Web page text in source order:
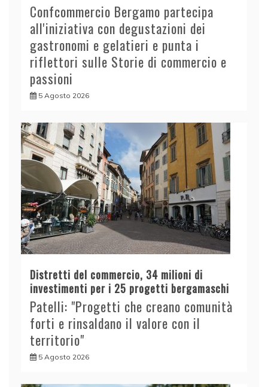
Confcommercio Bergamo partecipa
all'iniziativa con degustazioni dei
gastronomi e gelatieri e punta i
riflettori sulle Storie di commercio e
passioni
5 Agosto 2026
Distretti del commercio, 34 milioni di
investimenti per i 25 progetti bergamaschi
Patelli: "Progetti che creano comunità
forti e rinsaldano il valore con il
territorio"
5 Agosto 2026